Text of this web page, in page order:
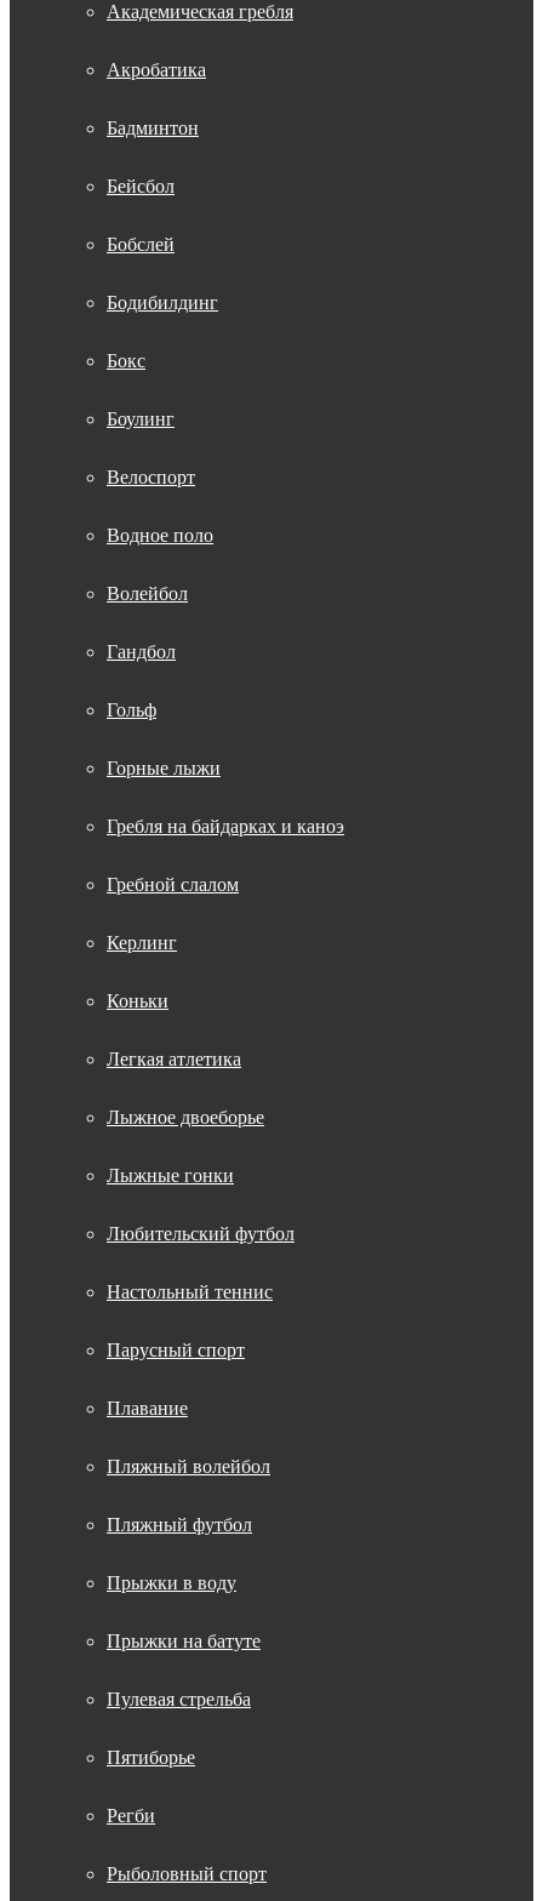
Академическая гребля
Акробатика
Бадминтон
Бейсбол
Бобслей
Бодибилдинг
Бокс
Боулинг
Велоспорт
Водное поло
Волейбол
Гандбол
Гольф
Горные лыжи
Гребля на байдарках и каноэ
Гребной слалом
Керлинг
Коньки
Легкая атлетика
Лыжное двоеборье
Лыжные гонки
Любительский футбол
Настольный теннис
Парусный спорт
Плавание
Пляжный волейбол
Пляжный футбол
Прыжки в воду
Прыжки на батуте
Пулевая стрельба
Пятиборье
Регби
Рыболовный спорт